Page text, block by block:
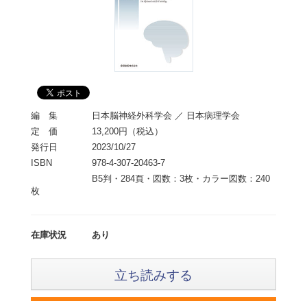
編 集
日本脳神経外科学会 ／ 日本病理学会
定 価
13,200円（税込）
発行日
2023/10/27
ISBN
978-4-307-20463-7
B5判・284頁・図数：3枚・カラー図数：240
枚
在庫状況 あり
立ち読みする